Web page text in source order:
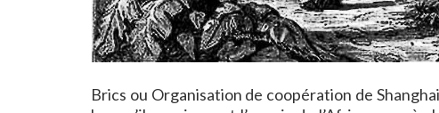
Brics ou Organisation de coopération de